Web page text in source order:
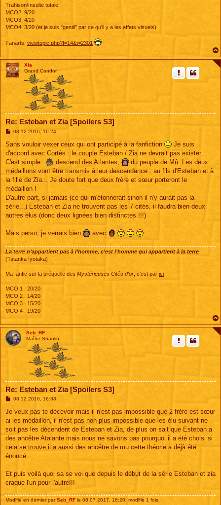
Trahison/Insulte totale:
MCO2: 9/20
MCO3: 4/20
MCO4: 3/20 (et je suis "gentil" par ce qu'il y a les effets visuels)
Fanarts: viewtopic.php?f=14&t=2301
Xia
Grand Condor
Re: Esteban et Zia [Spoilers S3]
M
s
a
g
08 12 2016, 16:24
Sans vouloir vexer ceux qui ont participé à la fanfiction
Je suis
d'accord avec Cortès : le couple Esteban / Zia ne devrait pas exister...
C'est simple :
descend des Atlantes,
du peuple de Mû. Les deux
médaillons vont être transmis à leur descendance : au fils d'Esteban et à
la fille de Zia... Je doute fort que deux frère et sœur porteront le
médaillon !
D'autre part, si jamais (ce qui m'étonnerait sinon il n'y aurait pas la
série...) Esteban et Zia ne trouvent pas les 7 cités, il faudra bien deux
autres élus (donc deux lignées bien distinctes !!!)
Mais perso, je verrais bien avec
La terre n’appartient pas à l’homme, c’est l’homme qui appartient à la terre
(Tatanka Iyotaka)
Ma fanfic sur la préquelle des Mystérieuses Cités d'or , c'est par ici
MCO 1 : 20/20
MCO 2 : 14/20
MCO 3 : 15/20
MCO 4 : 19/20
Seb_RF
Maître Shaolin
Re: Esteban et Zia [Spoilers S3]
M
s
a
g
08 12 2016, 16:38
Je veux pas te décevoir mais il n'est pas impossible que 2 frère est sœur
ai les médaillon, il n'est pas non plus impossible que les élu suivant ne
soit pas les décendent de Esteban et Zia, de plus on sait que Esteban a
des ancêtre Atalante mais nous ne savons pas pourquoi il a été choisi si
cela se trouve il a aussi des ancêtre de mu cette théorie a déjà été
énoncé...
Et puis voilà quoi sa se voi que depuis le début de la série Esteban et zia
craque l'un pour l'autre!!!
Modifié en dernier parSeb_RF le 08 07 2017, 16:20, modifié 1 fois.